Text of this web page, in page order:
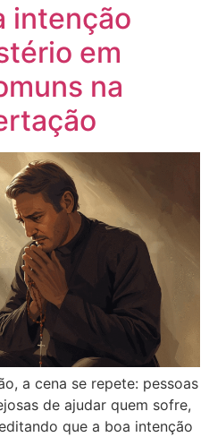
intenção
em
na
a cena se repete: pessoas
de ajudar quem sofre,
que a boa intenção